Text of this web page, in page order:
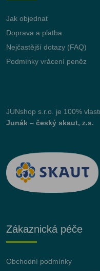
Jak objednat
Doprava a platba
Nejčastější dotazy (FAQ)
Podmínky vrácení peněz
JUNshop s.r.o.
je 100%
Junák – český skaut, z.s.
Zákaznická péče
Obchodní podmínky